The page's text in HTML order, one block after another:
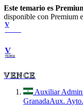
Este temario es
disponible con Premium
V
V
VENCE
VENCE
Auxiliar
GranadaAux.